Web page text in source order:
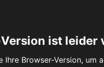
ist leider
Ihre Browser-Version,